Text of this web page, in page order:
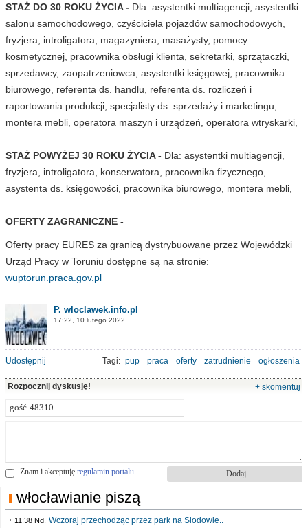
STAŻ DO 30 ROKU ŻYCIA - Dla: asystentki multiagencji, asystentki
salonu samochodowego, czyściciela pojazdów samochodowych,
fryzjera, introligatora, magazyniera, masażysty, pomocy
kosmetycznej, pracownika obsługi klienta, sekretarki, sprzątaczki,
sprzedawcy, zaopatrzeniowca, asystentki księgowej, pracownika
biurowego, referenta ds. handlu, referenta ds. rozliczeń i
raportowania produkcji, specjalisty ds. sprzedaży i marketingu,
montera mebli, operatora maszyn i urządzeń, operatora wtryskarki,
STAŻ POWYŻEJ 30 ROKU ŻYCIA - Dla: asystentki multiagencji,
fryzjera, introligatora, konserwatora, pracownika fizycznego,
asystenta ds. księgowości, pracownika biurowego, montera mebli,
OFERTY ZAGRANICZNE -
Oferty pracy EURES za granicą dystrybuowane przez Wojewódzki
Urząd Pracy w Toruniu dostępne są na stronie:
wuptorun.praca.gov.pl
P. wloclawek.info.pl
17:22, 10 lutego 2022
Udostępnij Tagi: pup praca oferty zatrudnienie ogłoszenia
Rozpocznij dyskusję! + skomentuj
Znam i akceptuję regulamin portalu
włocławianie piszą
11:38 Nd. Wczoraj przechodząc przez park na Słodowie..